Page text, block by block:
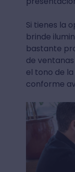
Si tienes la
brinde
bastante
de
el tono de
conforme